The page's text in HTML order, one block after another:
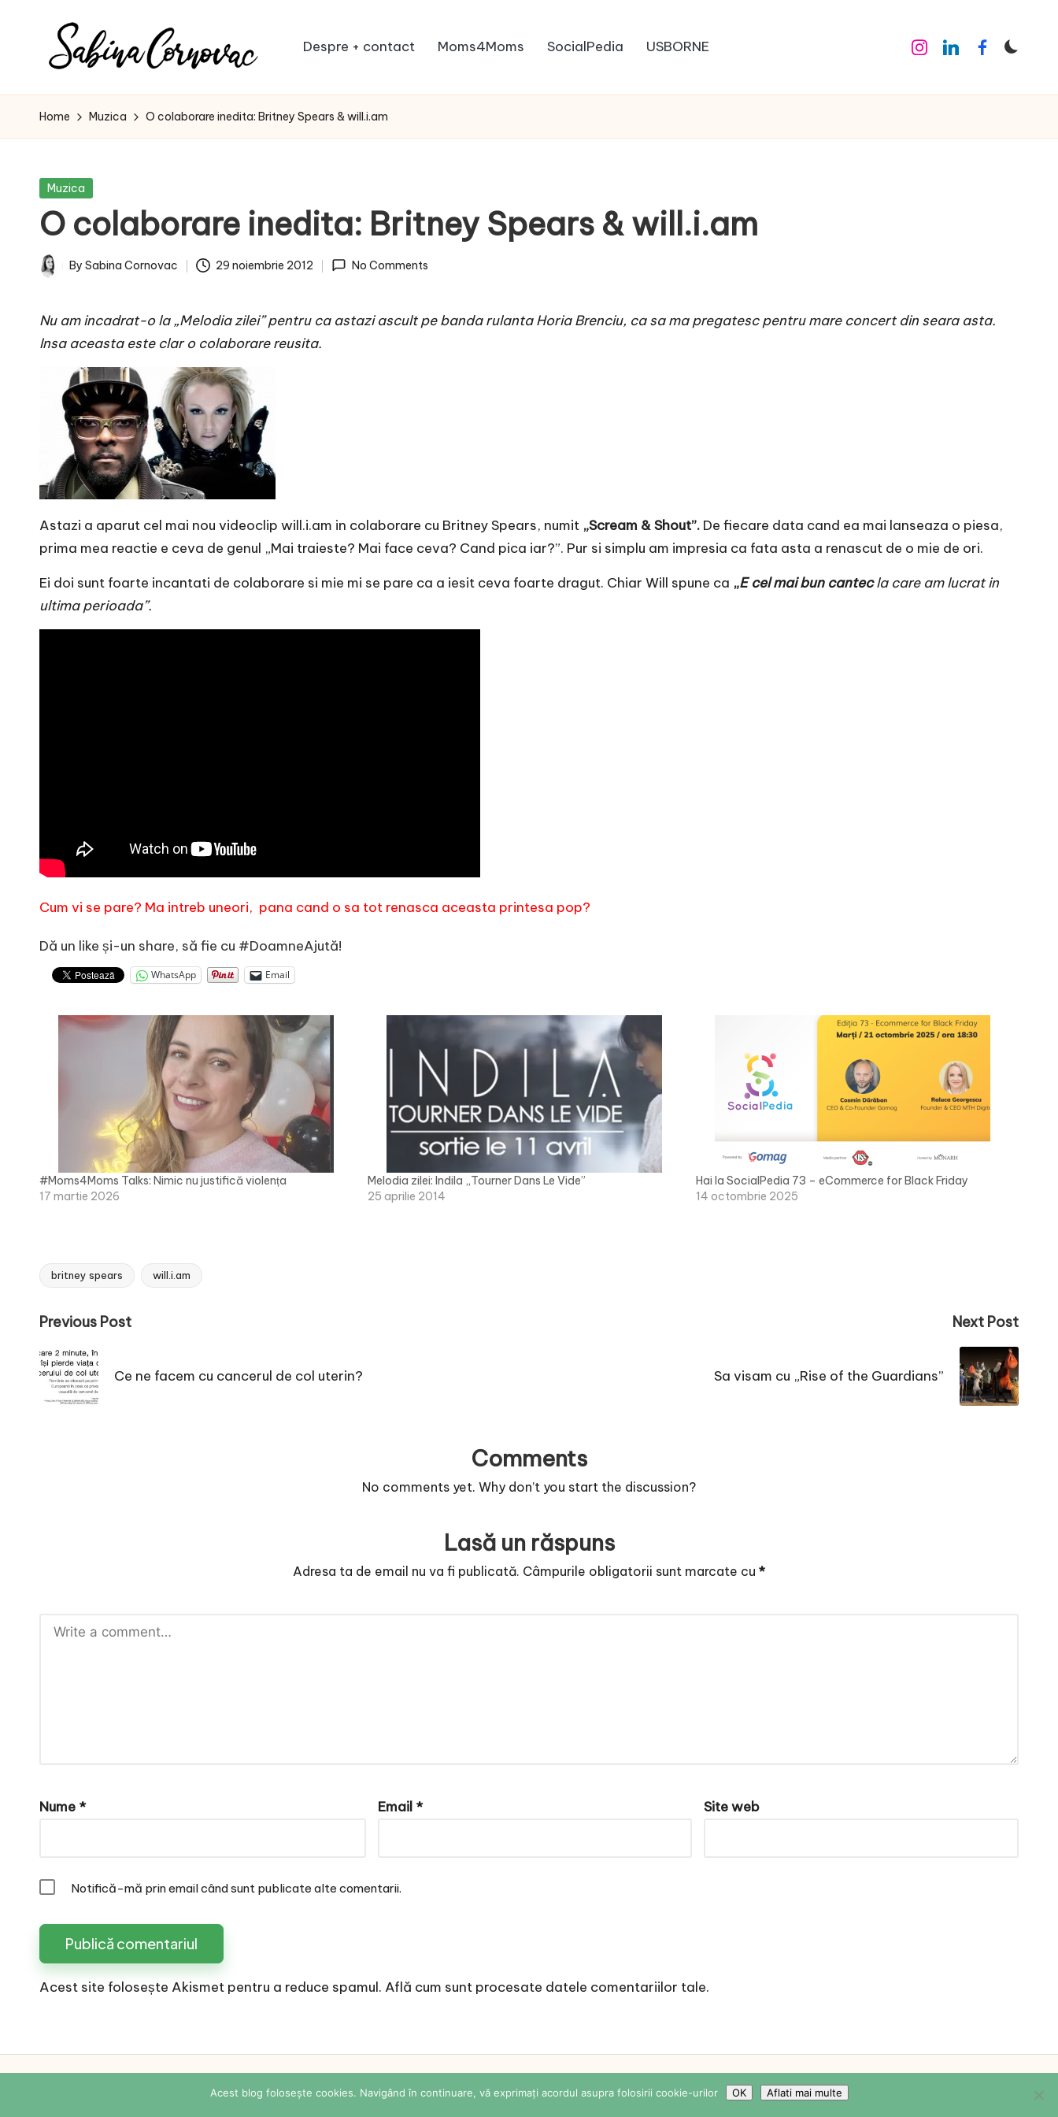
S
a
i
n
a
o
v
a
c
O
nl
creator
de
de
16
ani
Despre + contact Moms4Moms SocialPedia USBORNE Instagram
LinkedinFacebook
Home Muzica O colaborare inedita: Britney Spears & will.i.am
Posted
Muzica
O colaborare inedita: Britney Spears & will.i.am
Posted
By Sabina Cornovac 29 noiembrie 2012 No Comments
Nu am incadrat-o la „Melodia zilei” pentru ca astazi ascult pe banda rulanta Horia Brenciu, ca sa ma pregatesc pentru mare concert din seara asta.
Insa aceasta este clar o colaborare reusita.
Astazi a aparut cel mai nou videoclip will.i.am in colaborare cu Britney Spears, numit „Scream & Shout”. De fiecare data cand ea mai lanseaza o piesa,
prima mea reactie e ceva de genul „Mai traieste? Mai face ceva? Cand pica iar?”. Pur si simplu am impresia ca fata asta a renascut de o mie de ori.
Ei doi sunt foarte incantati de colaborare si mie mi se pare ca a iesit ceva foarte dragut. Chiar Will spune ca „E cel mai bun cantecla care am lucrat in
ultima perioada”.
Cum vi se pare? Ma intreb uneori, pana cand o sa tot renasca aceasta printesa pop?
Dă un like și-un share, să fie cu #DoamneAjută!
WhatsApp Email
#Moms4Moms Talks: Nimic nu justifică violența
17 martie 2026
Melodia zilei: Indila „Tourner Dans Le Vide”
25 aprilie 2014
Hai la SocialPedia 73 – eCommerce for Black Friday
14 octombrie 2025
Tags:
britney spears will.i.am
Post
navigation
Previous Post
Ce ne facem cu cancerul de col uterin?
Next Post
Sa visam cu „Rise of the Guardians”
Comments
No comments yet. Why don’t you start the discussion?
Lasă un răspuns
Adresa ta de email nu va fi publicată. Câmpurile obligatorii sunt marcate cu *
Nume * Email * Site web
Notifică-mă prin email când sunt publicate alte comentarii.
Acest site folosește Akismet pentru a reduce spamul. Află cum sunt procesate datele comentariilor tale.
Copyright 2026 — Sabina Cornovac Online. All rights reserved. Bloglo WordPress Theme
Acest blog folosește cookies. Navigând în continuare, vă exprimați acordul asupra folosirii cookie-urilor OK Aflati mai multe